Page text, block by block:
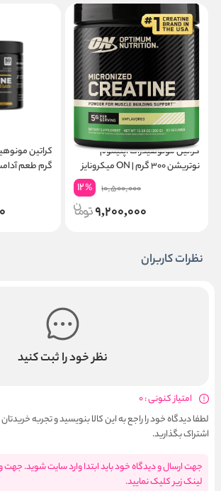
کراتین مونوهیدرات اپتیموم
نوتریشن ۳۰۰ گرم | ON میکرونایز
10,500,000
12%
9,200,000
گرم طعم آدامسی | ۵۰
نظرات کاربران
نظر خود را ثبت کنید
امتیاز کنونی : 0
لطفا دیدگاه خود را راجع به این کالا بنویسید و تجربه خریدتان
اشتراک بگذارید.
جهت ارسال و دیدگاه خود باید ابتدا وارد سایت شوید.
لینک زیر کلیک نمایید.